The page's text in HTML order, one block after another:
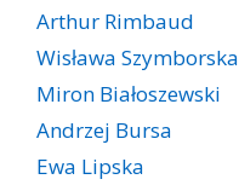
Arthur Rimbaud
Wisława Szymborska
Miron Białoszewski
Andrzej Bursa
Ewa Lipska